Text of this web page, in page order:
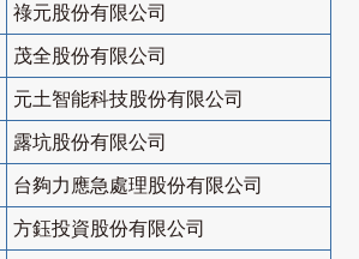
祿元股份有限公司
茂全股份有限公司
元土智能科技股份有限公司
露坑股份有限公司
台夠力應急處理股份有限公司
方鈺投資股份有限公司